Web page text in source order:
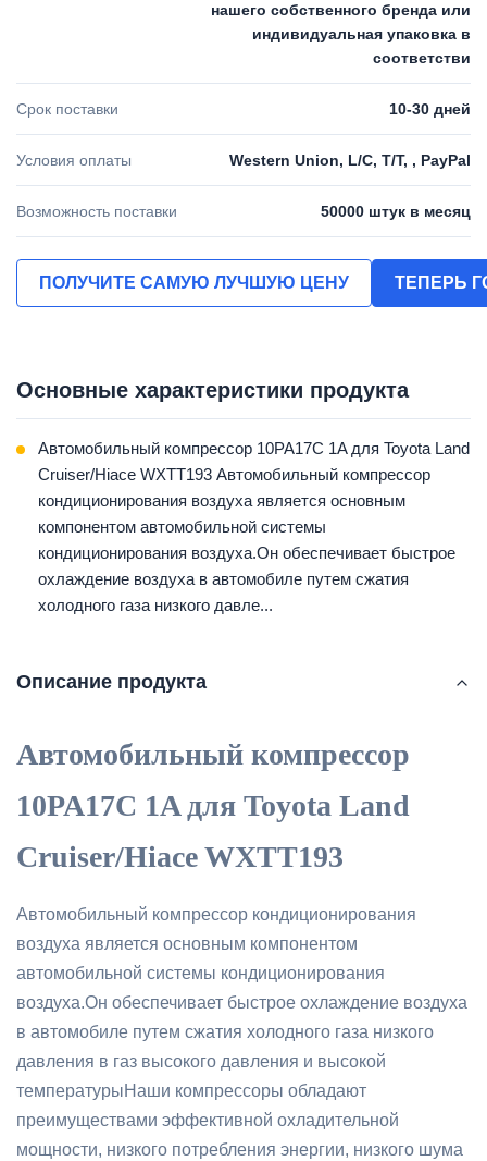
нашего собственного бренда или
индивидуальная упаковка в
соответстви
Срок поставки 10-30 дней
Условия оплаты Western Union, L/C, T/T, , PayPal
Возможность поставки 50000 штук в месяц
ПОЛУЧИТЕ САМУЮ ЛУЧШУЮ ЦЕНУ ТЕПЕРЬ
Основные характеристики продукта
Автомобильный компрессор 10PA17C 1A для Toyota Land
Cruiser/Hiace WXTT193 Автомобильный компрессор
кондиционирования воздуха является основным
компонентом автомобильной системы
кондиционирования воздуха.Он обеспечивает быстрое
охлаждение воздуха в автомобиле путем сжатия
холодного газа низкого давле...
Описание продукта
Автомобильный компрессор
10PA17C 1A для Toyota Land
Cruiser/Hiace WXTT193
Автомобильный компрессор кондиционирования
воздуха является основным компонентом
автомобильной системы кондиционирования
воздуха.Он обеспечивает быстрое охлаждение воздуха
в автомобиле путем сжатия холодного газа низкого
давления в газ высокого давления и высокой
температурыНаши компрессоры обладают
преимуществами эффективной охладительной
мощности, низкого потребления энергии, низкого шума